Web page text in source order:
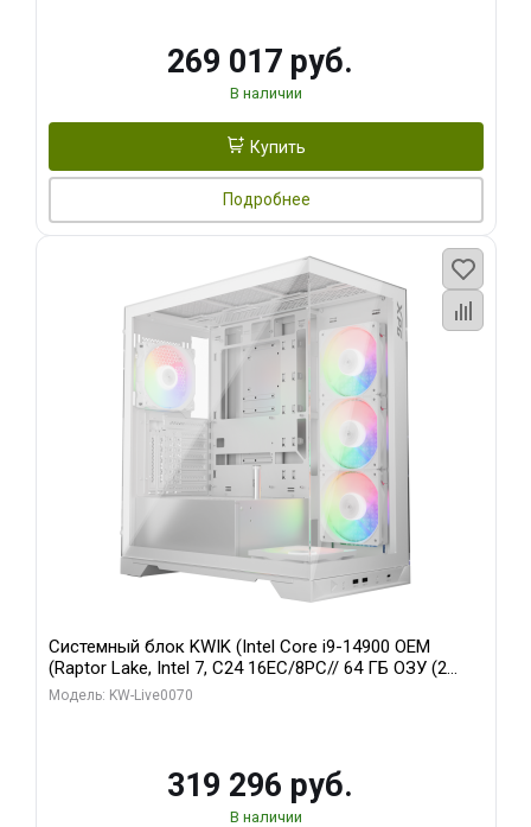
269 017 руб.
В наличии
Купить
Подробнее
Системный блок KWIK (Intel Core i9-14900 OEM
(Raptor Lake, Intel 7, C24 16EC/8PC// 64 ГБ ОЗУ (2
модуля)/ Gigabyte RTX5080 XTREME WATERFORCE
Модель: KW-Live0070
319 296 руб.
В наличии